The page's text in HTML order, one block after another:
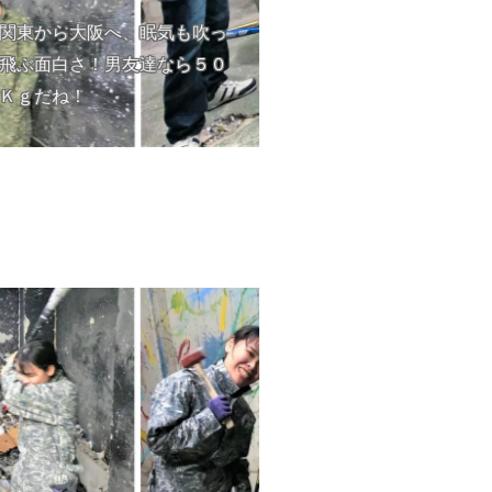
東から大阪へ、眠気も吹っ
ぶ面白さ！男友達なら５０
ｇだね！